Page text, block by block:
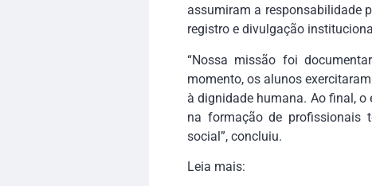
assumiram a responsabilidade
registro e divulgação
“Nossa missão foi
momento, os alunos
à dignidade humana. Ao final,
na formação de profissionais
social”, concluiu.
Leia mais: